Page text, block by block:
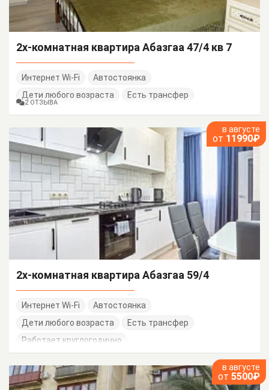
2х-комнатная квартира Абазгаа 47/4 кв 7
Интернет Wi-Fi
Автостоянка
Дети любого возраста
Есть трансфер
2 ОТЗЫВА
в августе
от 11990₽
2х-комнатная квартира Абазгаа 59/4
Интернет Wi-Fi
Автостоянка
Дети любого возраста
Есть трансфер
Работает круглогодично
в августе
от 5500₽